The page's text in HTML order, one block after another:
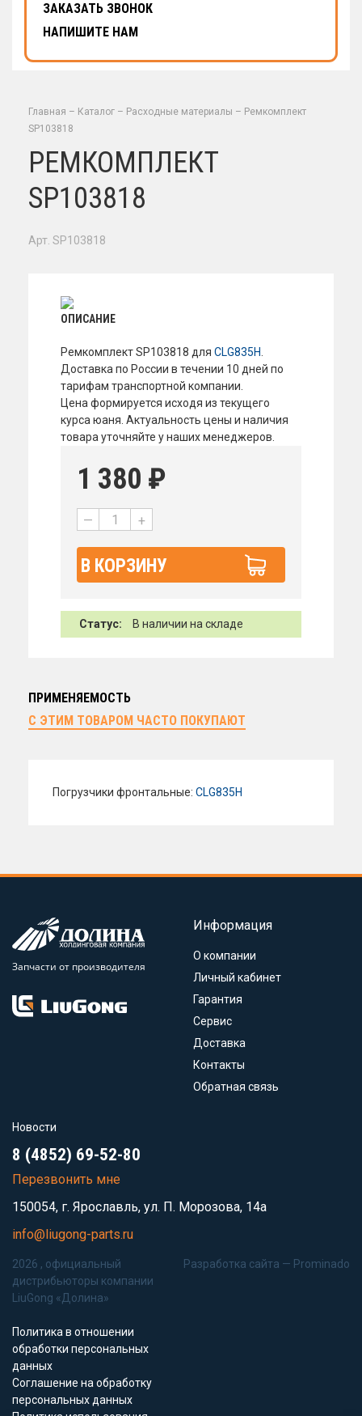
ЗАКАЗАТЬ ЗВОНОК
НАПИШИТЕ НАМ
Главная – Каталог – Расходные материалы – Ремкомплект
SP103818
РЕМКОМПЛЕКТ
SP103818
Арт. SP103818
ОПИСАНИЕ
Ремкомплект SP103818 для CLG835H
Доставка по России в течении 10 дней по
тарифам транспортной компании.
Цена формируется исходя из текущего
курса юаня. Актуальность цены и наличия
товара уточняйте у наших менеджеров.
1 380 ₽
— +
В КОРЗИНУ
Статус: В наличии на складе
ПРИМЕНЯЕМОСТЬ
С ЭТИМ ТОВАРОМ ЧАСТО ПОКУПАЮТ
Погрузчики фронтальные: CLG835H
Запчасти от производителя
Информация
О компании
Личный кабинет
Гарантия
Сервис
Доставка
Контакты
Обратная связь
Новости
8 (4852) 69-52-80
Перезвонить мне
150054, г. Ярославль, ул. П. Морозова, 14а
info@liugong-parts.ru
2026 , официальный
дистрибьюторы компании
LiuGong «Долина»
Политика в отношении
обработки персональных
данных
Соглашение на обработку
персональных данных
Разработка сайта — Prominado